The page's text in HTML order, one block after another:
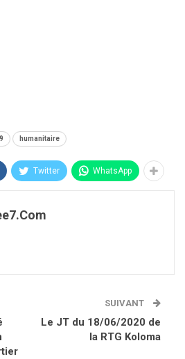
humanitaire
Twitter WhatsApp
SUIVANT
Le JT du 18/06/2020 de
la RTG Koloma